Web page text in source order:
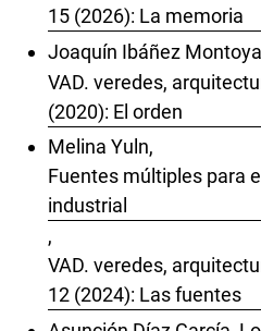
15 (2026): La memoria
Joaquín Ibáñez
VAD. veredes,
(2020): El orden
Melina Yuln,
Fuentes múltiples para
industrial
,
VAD. veredes,
12 (2024): Las fuentes